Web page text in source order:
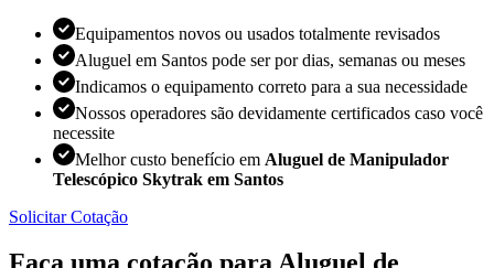
Equipamentos novos ou usados totalmente revisados
Aluguel em Santos pode ser por dias, semanas ou meses
Indicamos o equipamento correto para a sua necessidade
Nossos operadores são devidamente certificados caso você
necessite
Melhor custo benefício em Aluguel de Manipulador
Telescópico Skytrak em Santos
Solicitar Cotação